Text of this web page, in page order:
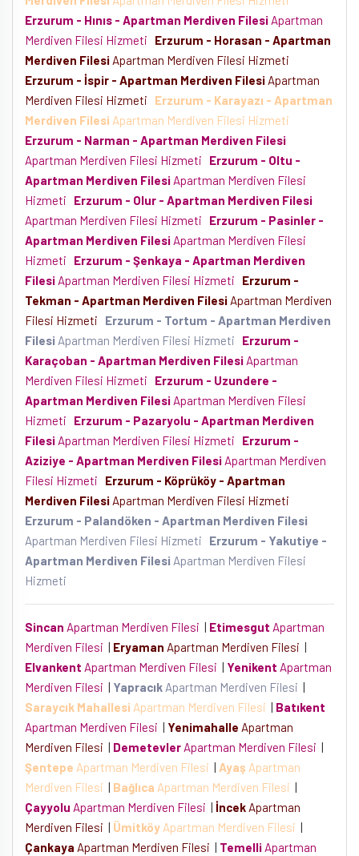
Erzurum - Hınıs - Apartman Merdiven Filesi Apartman
Merdiven Filesi Hizmeti
Erzurum - Horasan - Apartman
Merdiven Filesi Apartman Merdiven Filesi Hizmeti
Erzurum - İspir - Apartman Merdiven Filesi Apartman
Merdiven Filesi Hizmeti
Erzurum - Karayazı - Apartman
Merdiven Filesi Apartman Merdiven Filesi Hizmeti
Erzurum - Narman - Apartman Merdiven Filesi
Apartman Merdiven Filesi Hizmeti
Erzurum - Oltu -
Apartman Merdiven Filesi Apartman Merdiven Filesi
Hizmeti
Erzurum - Olur - Apartman Merdiven Filesi
Apartman Merdiven Filesi Hizmeti
Erzurum - Pasinler -
Apartman Merdiven Filesi Apartman Merdiven Filesi
Hizmeti
Erzurum - Şenkaya - Apartman Merdiven
Filesi Apartman Merdiven Filesi Hizmeti
Erzurum -
Tekman - Apartman Merdiven Filesi Apartman Merdiven
Filesi Hizmeti
Erzurum - Tortum - Apartman Merdiven
Filesi Apartman Merdiven Filesi Hizmeti
Erzurum -
Karaçoban - Apartman Merdiven Filesi Apartman
Merdiven Filesi Hizmeti
Erzurum - Uzundere -
Apartman Merdiven Filesi Apartman Merdiven Filesi
Hizmeti
Erzurum - Pazaryolu - Apartman Merdiven
Filesi Apartman Merdiven Filesi Hizmeti
Erzurum -
Aziziye - Apartman Merdiven Filesi Apartman Merdiven
Filesi Hizmeti
Erzurum - Köprüköy - Apartman
Merdiven Filesi Apartman Merdiven Filesi Hizmeti
Erzurum - Palandöken - Apartman Merdiven Filesi
Apartman Merdiven Filesi Hizmeti
Erzurum - Yakutiye -
Apartman Merdiven Filesi Apartman Merdiven Filesi
Hizmeti
Sincan Apartman Merdiven Filesi | Etimesgut Apartman
Merdiven Filesi | Eryaman Apartman Merdiven Filesi |
Elvankent Apartman Merdiven Filesi | Yenikent Apartman
Merdiven Filesi | Yapracık Apartman Merdiven Filesi |
Saraycık Mahallesi Apartman Merdiven Filesi | Batıkent
Apartman Merdiven Filesi | Yenimahalle Apartman
Merdiven Filesi | Demetevler Apartman Merdiven Filesi |
Şentepe Apartman Merdiven Filesi | Ayaş Apartman
Merdiven Filesi | Bağlıca Apartman Merdiven Filesi |
Çayyolu Apartman Merdiven Filesi | İncek Apartman
Merdiven Filesi | Ümitköy Apartman Merdiven Filesi |
Çankaya Apartman Merdiven Filesi | Temelli Apartman